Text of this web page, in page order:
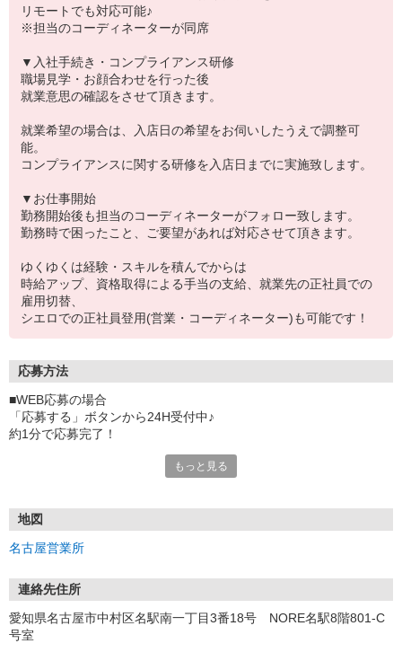
リモートでも対応可能♪
※担当のコーディネーターが同席
▼入社手続き・コンプライアンス研修
職場見学・お顔合わせを行った後
就業意思の確認をさせて頂きます。
就業希望の場合は、入店日の希望をお伺いしたうえで調整可
能。
コンプライアンスに関する研修を入店日までに実施致します。
▼お仕事開始
勤務開始後も担当のコーディネーターがフォロー致します。
勤務時で困ったこと、ご要望があれば対応させて頂きます。
ゆくゆくは経験・スキルを積んでからは
時給アップ、資格取得による手当の支給、就業先の正社員での
雇用切替、
シエロでの正社員登用(営業・コーディネーター)も可能です！
応募方法
■WEB応募の場合
「応募する」ボタンから24H受付中♪
約1分で応募完了！
①応募から3営業日を目安に、メールorお電話でご連絡します。
★スマホでWEB面接（LINEなど）・出張面接・事務所面接と選べま
す
③面接実施（履歴書不要）
④勤務開始（スタート日は応相談）
もっと見る
地図
名古屋営業所
連絡先住所
愛知県名古屋市中村区名駅南一丁目3番18号 NORE名駅8階801-C
号室